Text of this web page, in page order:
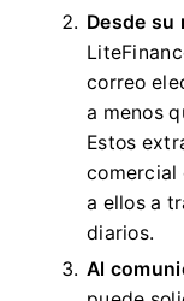
Desde
correo
a menos
Estos
comercial
a ellos a
diarios.
Al